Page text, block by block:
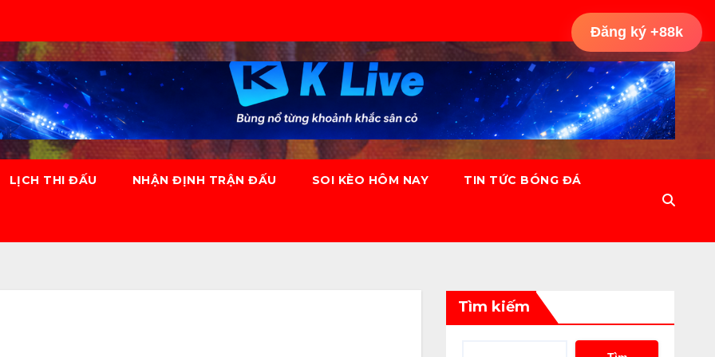
LỊCH THI ĐẤU NHẬN ĐỊNH TRẬN ĐẤU SOI KÈO HÔM NAY TIN TỨC BÓNG ĐÁ
Tìm kiếm
Đăng ký +88k